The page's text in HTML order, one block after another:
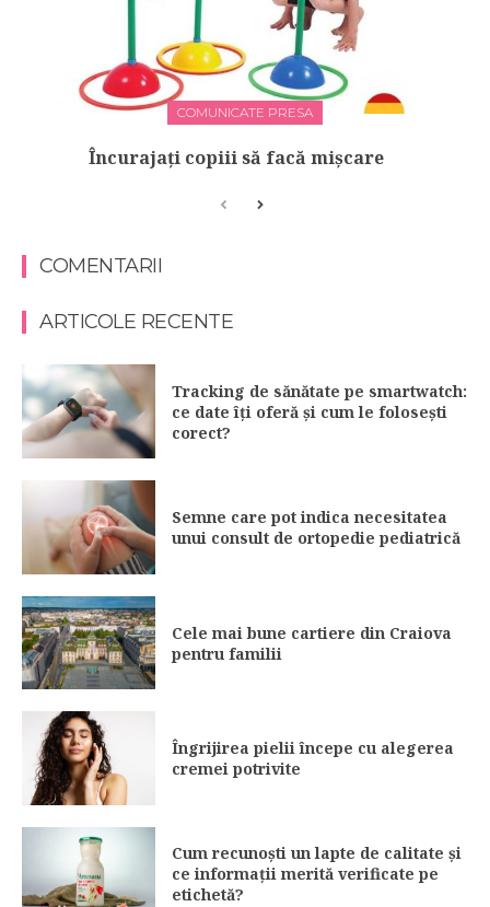
COMUNICATE PRESA
Încurajați copiii să facă mișcare
COMENTARII
ARTICOLE RECENTE
Tracking de sănătate pe smartwatch:
ce date îți oferă și cum le folosești
corect?
Semne care pot indica necesitatea
unui consult de ortopedie pediatrică
Cele mai bune cartiere din Craiova
pentru familii
Îngrijirea pielii începe cu alegerea
cremei potrivite
Cum recunoști un lapte de calitate și
ce informații merită verificate pe
etichetă?